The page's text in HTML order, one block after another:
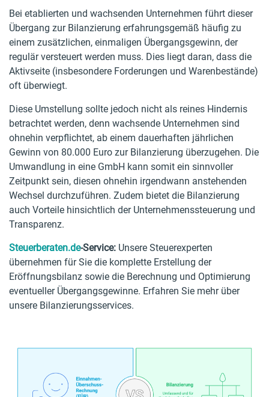
Bei etablierten und wachsenden Unternehmen führt dieser
Übergang zur Bilanzierung erfahrungsgemäß häufig zu
einem zusätzlichen, einmaligen Übergangsgewinn, der
regulär versteuert werden muss. Dies liegt daran, dass die
Aktivseite (insbesondere Forderungen und Warenbestände)
oft überwiegt.
Diese Umstellung sollte jedoch nicht als reines Hindernis
betrachtet werden, denn wachsende Unternehmen sind
ohnehin verpflichtet, ab einem dauerhaften jährlichen
Gewinn von 80.000 Euro zur Bilanzierung überzugehen. Die
Umwandlung in eine GmbH kann somit ein sinnvoller
Zeitpunkt sein, diesen ohnehin irgendwann anstehenden
Wechsel durchzuführen. Zudem bietet die Bilanzierung
auch Vorteile hinsichtlich der Unternehmenssteuerung und
Transparenz.
Steuerberaten.de-Service: Unsere Steuerexperten
übernehmen für Sie die komplette Erstellung der
Eröffnungsbilanz sowie die Berechnung und Optimierung
eventueller Übergangsgewinne. Erfahren Sie mehr über
unsere Bilanzierungsservices.